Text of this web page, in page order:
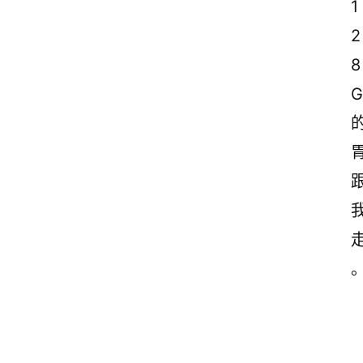
1
2
8
G